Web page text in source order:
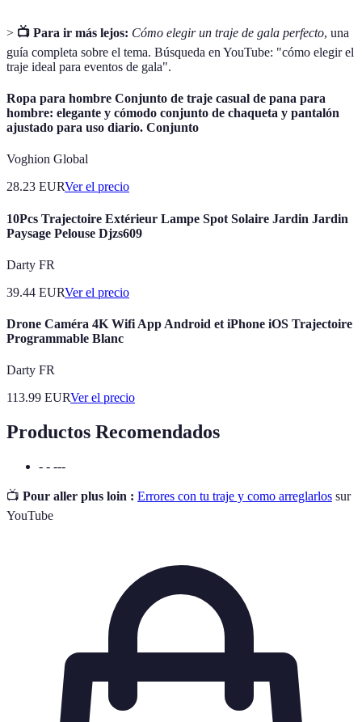
> 📺 Para ir más lejos: Cómo elegir un traje de gala perfecto, una
guía completa sobre el tema. Búsqueda en YouTube: "cómo elegir el
traje ideal para eventos de gala".
Ropa para hombre Conjunto de traje casual de pana para
hombre: elegante y cómodo conjunto de chaqueta y pantalón
ajustado para uso diario. Conjunto
Voghion Global
28.23 EURVer el precio
10Pcs Trajectoire Extérieur Lampe Spot Solaire Jardin Jardin
Paysage Pelouse Djzs609
Darty FR
39.44 EURVer el precio
Drone Caméra 4K Wifi App Android et iPhone iOS Trajectoire
Programmable Blanc
Darty FR
113.99 EURVer el precio
Productos Recomendados
- - ---
📺 Pour aller plus loin : Errores con tu traje y como arreglarlos sur
YouTube